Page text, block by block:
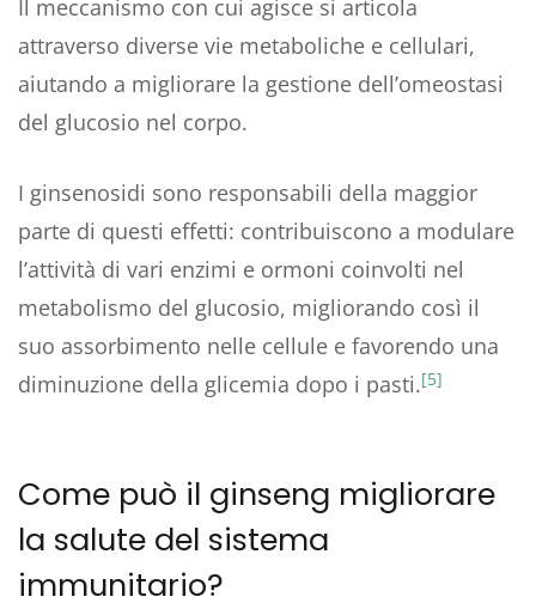
Il meccanismo con cui agisce si articola
attraverso diverse vie metaboliche e cellulari,
aiutando a migliorare la gestione dell’omeostasi
del glucosio nel corpo.
I ginsenosidi sono responsabili della maggior
parte di questi effetti: contribuiscono a modulare
l’attività di vari enzimi e ormoni coinvolti nel
metabolismo del glucosio, migliorando così il
suo assorbimento nelle cellule e favorendo una
diminuzione della glicemia dopo i pasti.[5]
Come può il ginseng migliorare
la salute del sistema
immunitario?